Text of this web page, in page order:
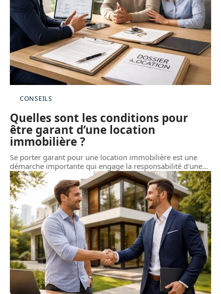
CONSEILS
Quelles sont les conditions pour
être garant d’une location
immobilière ?
Se porter garant pour une location immobilière est une
démarche importante qui engage la responsabilité d'une…